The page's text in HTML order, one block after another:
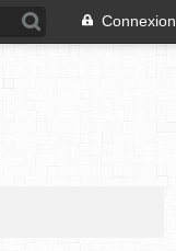
Connexion